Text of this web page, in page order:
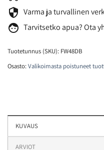
security Varma ja turvallinen
face Tarvitsetko apua? Ota
Tuotetunnus (SKU): FW48DB
Osasto:Valikoimasta poistuneet
KUVAUS
ARVIOT